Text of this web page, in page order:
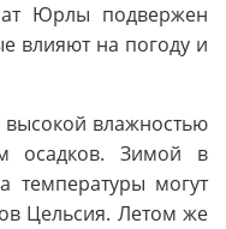
Юрлы подвержен
влияют на погоду и
влажностью
осадков. Зимой в
температуры могут
Цельсия. Летом же